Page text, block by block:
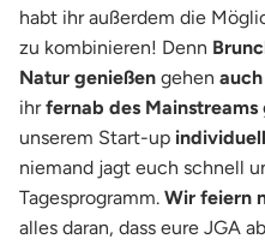
habt ihr außerdem die
zu kombinieren! Denn
Natur genießen gehen
ihrfernab des Mainstreams
unserem Start-up
niemand jagt euch schnell
Tagesprogramm. Wir feiern
alles daran, dass eure JGA